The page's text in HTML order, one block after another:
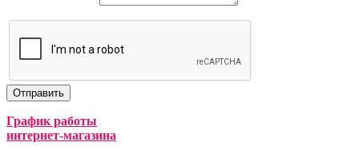
График работы
интернет-магазина